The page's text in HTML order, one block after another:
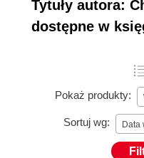
Tytuły autora:
dostępne w
Pokaż produkty:
Sortuj wg: Data